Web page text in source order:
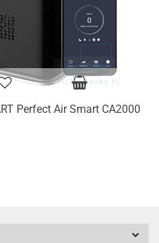
Perfect Air Smart CA2000